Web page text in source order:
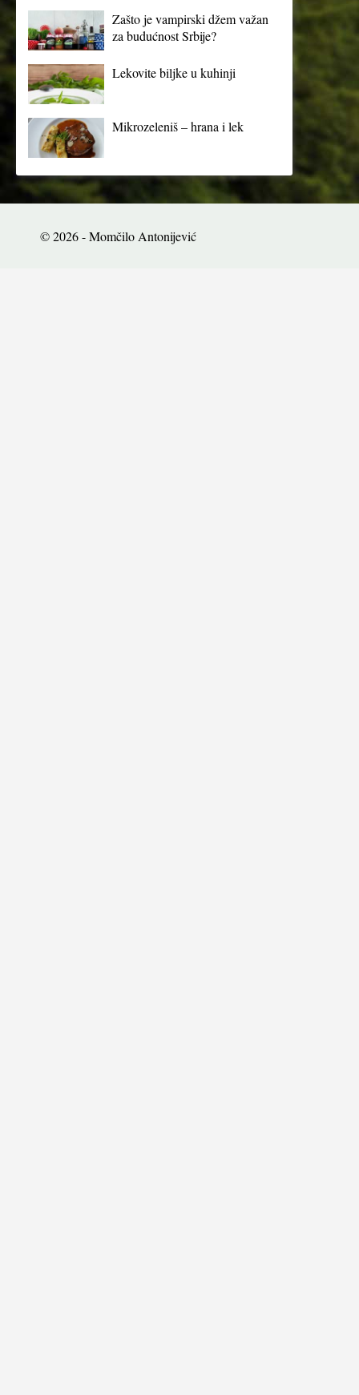
Zašto je vampirski džem važan
za budućnost Srbije?
Lekovite biljke u kuhinji
Mikrozeleniš – hrana i lek
© 2026 - Momčilo Antonijević